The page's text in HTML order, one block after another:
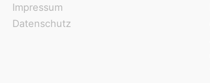
Impressum
Datenschutz